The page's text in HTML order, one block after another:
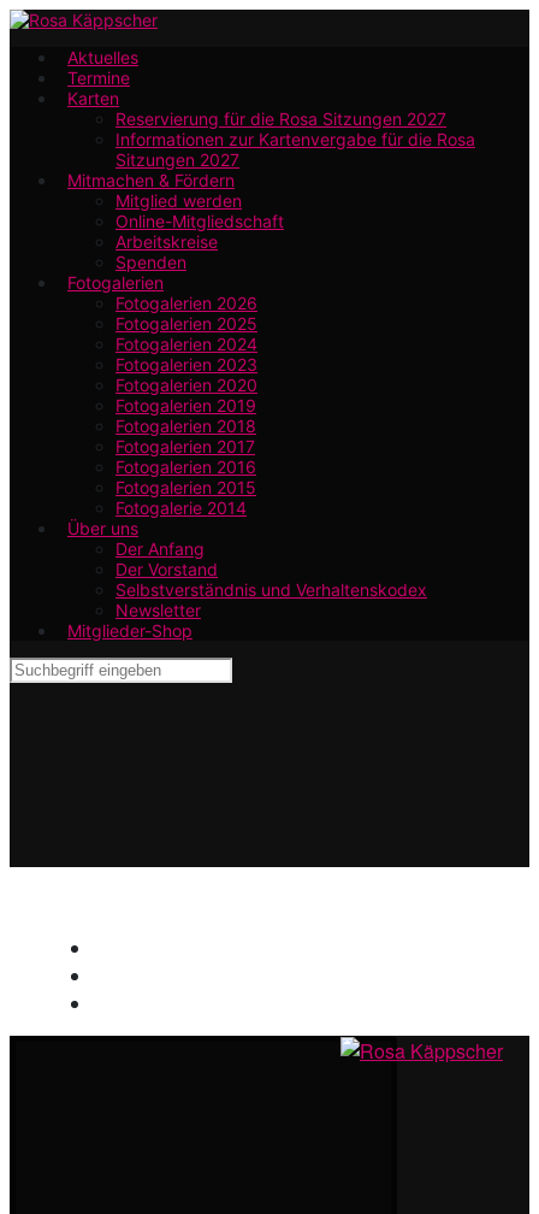
Zum
Hauptinhalt
springen
Aktuelles
Termine
Karten
Reservierung für die Rosa Sitzungen 2027
Informationen zur Kartenvergabe für die Rosa
Sitzungen 2027
Mitmachen & Fördern
Mitglied werden
Online-Mitgliedschaft
Arbeitskreise
Spenden
Fotogalerien
Fotogalerien 2026
Fotogalerien 2025
Fotogalerien 2024
Fotogalerien 2023
Fotogalerien 2020
Fotogalerien 2019
Fotogalerien 2018
Fotogalerien 2017
Fotogalerien 2016
Fotogalerien 2015
Fotogalerie 2014
Über uns
Der Anfang
Der Vorstand
Selbstverständnis und Verhaltenskodex
Newsletter
Mitglieder-Shop